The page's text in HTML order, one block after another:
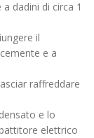
dadini di circa 1
il
e a
raffreddare
e lo
elettrico